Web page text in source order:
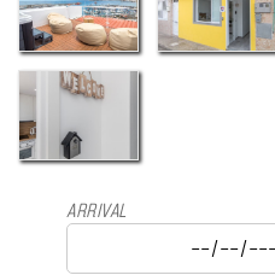
ARRIVAL